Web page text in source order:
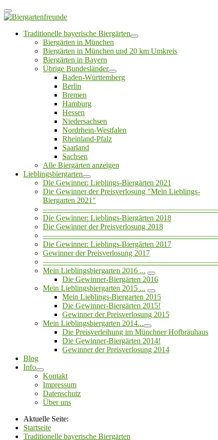
Traditionelle bayerische Biergärten
Biergärten in München
Biergärten in München und 20 km Umkreis
Biergärten in Bayern
Übrige Bundesländer
Baden-Württemberg
Berlin
Bremen
Hamburg
Hessen
Niedersachsen
Nordrhein-Westfalen
Rheinland-Pfalz
Saarland
Sachsen
Alle Biergärten anzeigen
Lieblingsbiergarten
Die Gewinner: Lieblings-Biergärten 2021
Die Gewinner der Preisverlosung "Mein Lieblings-
Biergarten 2021"
Die Gewinner: Lieblings-Biergärten 2018
Die Gewinner der Preisverlosung 2018
Die Gewinner: Lieblings-Biergärten 2017
Gewinner der Preisverlosung 2017
Mein Lieblingsbiergarten 2016 ...
Die Gewinner-Biergärten 2016
Mein Lieblingsbiergarten 2015 ...
Mein Lieblings-Biergarten 2015
Die Gewinner-Biergärten 2015!
Gewinner der Preisverlosung 2015
Mein Lieblingsbiergarten 2014...
Die Preisverleihung im Münchner Hofbräuhaus
Die Gewinner-Biergärten 2014!
Gewinner der Preisverlosung 2014
Blog
Info
Kontakt
Impressum
Datenschutz
Über uns
Aktuelle Seite:
Startseite
Traditionelle bayerische Biergärten